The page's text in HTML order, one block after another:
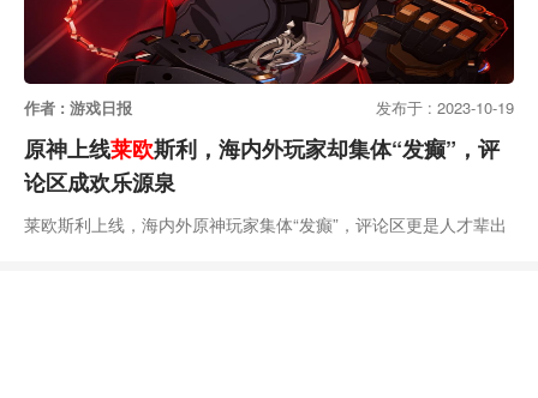
作者 : 游戏日报 发布于 : 2023-10-19
原神上线莱欧斯利，海内外玩家却集体“发癫”，评
论区成欢乐源泉
莱欧斯利上线，海内外原神玩家集体“发癫”，评论区更是人才辈出